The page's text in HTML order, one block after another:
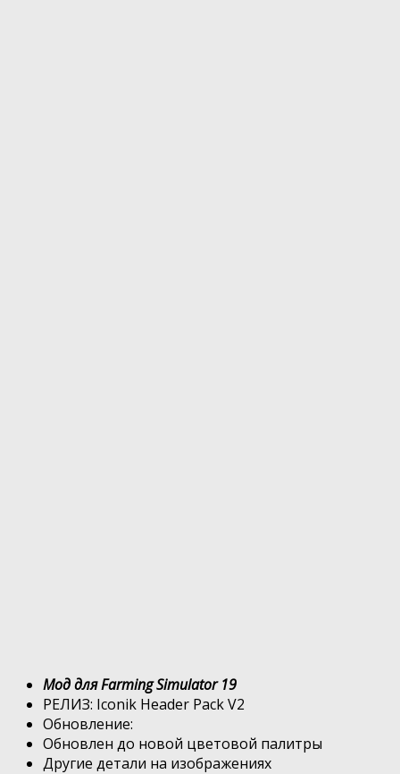
Мод для Farming Simulator 19
РЕЛИЗ: Iconik Header Pack V2
Обновление:
Обновлен до новой цветовой палитры
Другие детали на изображениях